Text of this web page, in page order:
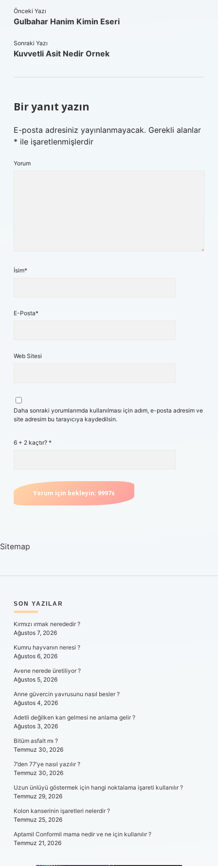
Önceki Yazı
Gulbahar Hanim Kimin Eseri
Sonraki Yazı
Kuvvetli Asit Nedir Ornek
Bir yanıt yazın
E-posta adresiniz yayınlanmayacak. Gerekli alanlar
* ile işaretlenmişlerdir
Yorum
İsim*
E-Posta*
Web Sitesi
Daha sonraki yorumlarımda kullanılması için adım, e-posta adresim ve
site adresim bu tarayıcıya kaydedilsin.
6 + 2 kaçtır? *
Sitemap
SIDEBAR
SON YAZILAR
Kırmızı ırmak nerededir ?
Ağustos 7, 2026
Kumru hayvanın neresi ?
Ağustos 6, 2026
Avene nerede üretiliyor ?
Ağustos 5, 2026
Anne güvercin yavrusunu nasıl besler ?
Ağustos 4, 2026
Adetli değilken kan gelmesi ne anlama gelir ?
Ağustos 3, 2026
Bitüm asfalt mı ?
Temmuz 30, 2026
7’den 77’ye nasıl yazılır ?
Temmuz 30, 2026
Uzun ünlüyü göstermek için hangi noktalama işareti kullanılır ?
Temmuz 29, 2026
Kolon kanserinin işaretleri nelerdir ?
Temmuz 25, 2026
Aptamil Conformil mama nedir ve ne için kullanılır ?
Temmuz 21, 2026